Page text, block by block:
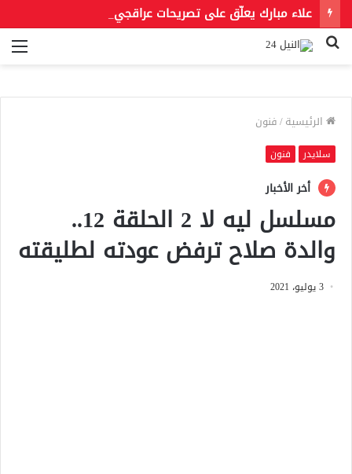
بحث
الرئيسية/فنون
سلايدر فنون
أخر الأخبار
مسلسل ليه لا 2 الحلقة 12..
والدة صلاح ترفض عودته لطليقته
3 يوليو، 2021